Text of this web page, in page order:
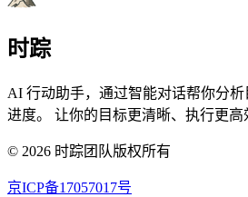
时踪
AI 行动助手，通过智能对话帮你分
进度。 让你的目标更清晰、执行更高
© 2026 时踪团队版权所有
京ICP备17057017号